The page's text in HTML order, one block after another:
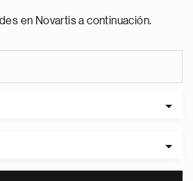
en Novartis a continuación.